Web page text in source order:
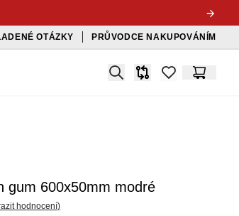
OTÁZKY PRŮVODCE NAKUPOVÁNÍM
Search
Srovnávačitems inKošík
gum 600x50mm modré
hodnocení)